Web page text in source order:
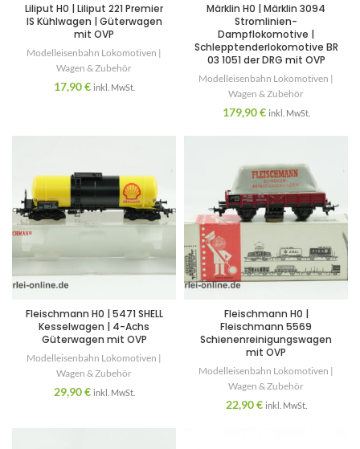
Liliput H0 | Liliput 221 Premier
IS Kühlwagen | Güterwagen
mit OVP
Modelleisenbahn Lokomotiven |
Wagen & Zubehör
17,90€ inkl. MwSt.
Märklin H0 | Märklin 3094
Stromlinien-
Dampflokomotive |
Schlepptenderlokomotive BR
03 1051 der DRG mit OVP
Modelleisenbahn Lokomotiven |
Wagen & Zubehör
179,90€ inkl. MwSt.
Fleischmann H0 | 5471 SHELL
Kesselwagen | 4-Achs
Güterwagen mit OVP
Modelleisenbahn Lokomotiven |
Wagen & Zubehör
29,90€ inkl. MwSt.
Fleischmann H0 |
Fleischmann 5569
Schienenreinigungswagen
mit OVP
Modelleisenbahn Lokomotiven |
Wagen & Zubehör
22,90€ inkl. MwSt.